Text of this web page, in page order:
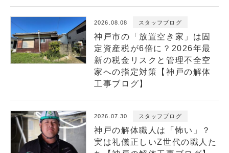
2026.08.08 スタッフブログ
神戸市の「放置空き家」は固
定資産税が6倍に？2026年最
新の税金リスクと管理不全空
家への指定対策【神戸の解体
工事ブログ】
2026.07.30 スタッフブログ
神戸の解体職人は「怖い」？
実は礼儀正しいZ世代の職人た